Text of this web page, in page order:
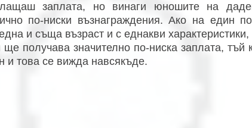
заплата, но винаги юношите на
по-ниски възнаграждения. Ако на един
и съща възраст и с еднакви
ще получава значително по-ниска заплата, тъй
и това се вижда навсякъде.